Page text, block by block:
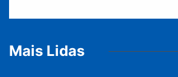
Mais Lidas